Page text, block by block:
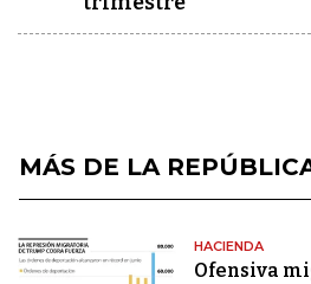
MÁS DE LA
HACIENDA
Ofensiva